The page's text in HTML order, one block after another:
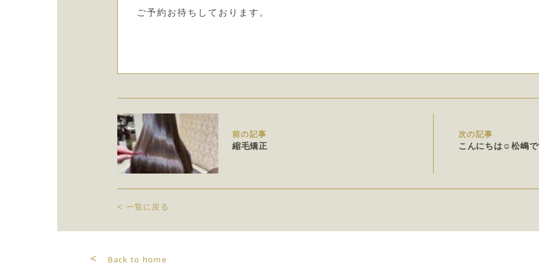
ご予約お待ちしております。
前の記事
縮毛矯正
次の記事
こんにちは☺︎松嶋
< 一覧に戻る
< Back to home